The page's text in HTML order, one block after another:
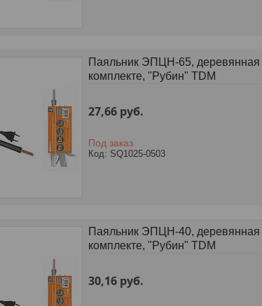
Паяльник ЭПЦН-65, деревянная
комплекте, "Рубин" TDM
27,66 руб.
Под заказ
SQ1025-0503
Паяльник ЭПЦН-40, деревянная
комплекте, "Рубин" TDM
30,16 руб.